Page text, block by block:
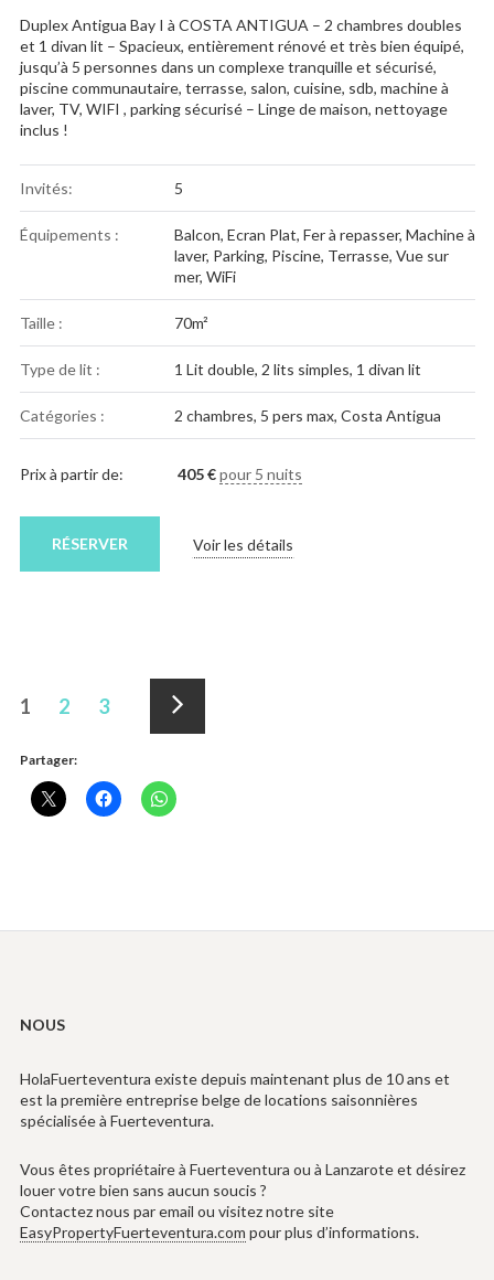
Duplex Antigua Bay I à COSTA ANTIGUA – 2 chambres doubles
et 1 divan lit – Spacieux, entièrement rénové et très bien équipé,
jusqu’à 5 personnes dans un complexe tranquille et sécurisé,
piscine communautaire, terrasse, salon, cuisine, sdb, machine à
laver, TV, WIFI , parking sécurisé – Linge de maison, nettoyage
inclus !
Invités: 5
Équipements : Balcon, Ecran Plat, Fer à repasser, Machine à
laver, Parking, Piscine, Terrasse, Vue sur
mer, WiFi
Taille : 70m²
Type de lit : 1 Lit double, 2 lits simples, 1 divan lit
Catégories : 2 chambres, 5 pers max, Costa Antigua
Prix à partir de: 405€ pour 5 nuits
Voir les détails
RÉSERVER
Mise
page
des
1 2 3
Partager:
NOUS
HolaFuerteventura existe depuis maintenant plus de 10 ans et
est la première entreprise belge de locations saisonnières
spécialisée à Fuerteventura.
Vous êtes propriétaire à Fuerteventura ou à Lanzarote et désirez
louer votre bien sans aucun soucis ?
Contactez nous par email ou visitez notre site
EasyPropertyFuerteventura.com pour plus d’informations.